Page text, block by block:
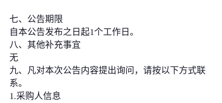
七、公告期限
自本公告发布之日起1个工作日。
八、其他补充事宜
无
九、凡对本次公告内容提出询问，请按以下方式联
系。
1.采购人信息